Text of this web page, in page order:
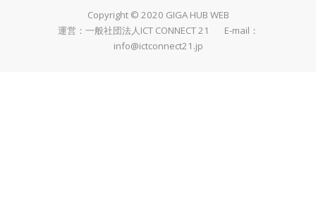
Copyright © 2020 GIGA HUB WEB
運営：一般社団法人ICT CONNECT 21 E-mail：
info@ictconnect21.jp